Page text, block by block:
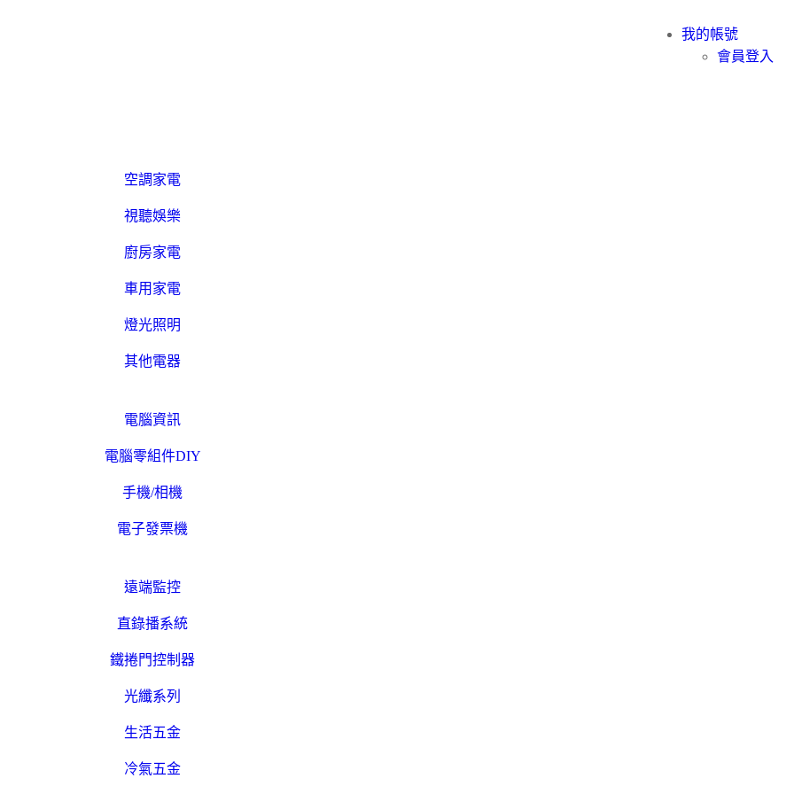
我的帳號
會員登入
空調家電
視聽娛樂
廚房家電
車用家電
燈光照明
其他電器
電腦資訊
電腦零組件DIY
手機/相機
電子發票機
遠端監控
直錄播系統
鐵捲門控制器
光纖系列
生活五金
冷氣五金